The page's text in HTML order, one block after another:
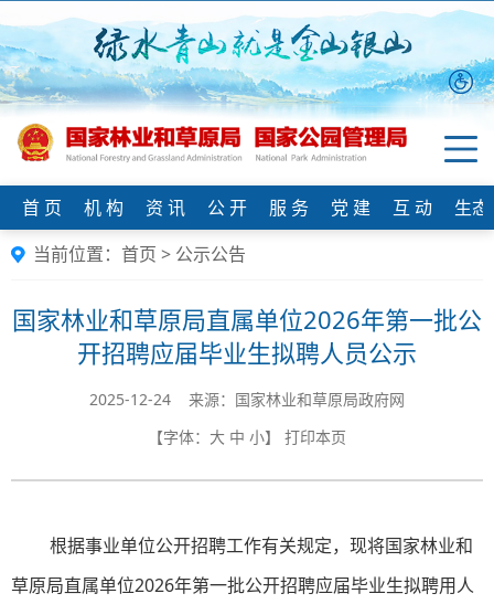
首 页 机 构 资 讯 公 开 服 务 党 建 互 动
生
当前位置： 首页 > 公示公告
国家林业和草原局直属单位2026年第一批公
开招聘应届毕业生拟聘人员公示
2025-12-24 来源：国家林业和草原局政府网
【字体： 大 中 小】 打印本页
根据事业单位公开招聘工作有关规定，现将国家林业和
草原局直属单位2026年第一批公开招聘应届毕业生拟聘用人